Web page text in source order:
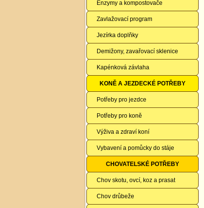
Enzymy a kompostovače
Zavlažovací program
Jezírka doplňky
Demižony, zavařovací sklenice
Kapénková závlaha
KONĚ A JEZDECKÉ POTŘEBY
Potřeby pro jezdce
Potřeby pro koně
Výživa a zdraví koní
Vybavení a pomůcky do stáje
CHOVATELSKÉ POTŘEBY
Chov skotu, ovcí, koz a prasat
Chov drůbeže